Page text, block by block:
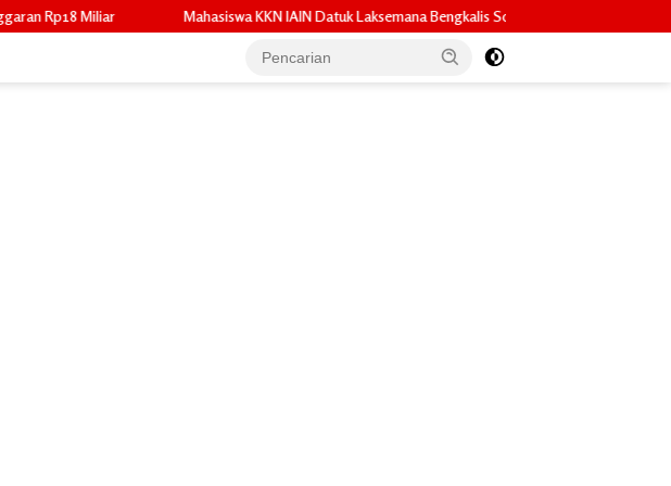
Mahasiswa KKN IAIN Datuk Laksemana Bengkalis Sosialisasikan Pembuatan Pupuk Organik Cair dan NPK